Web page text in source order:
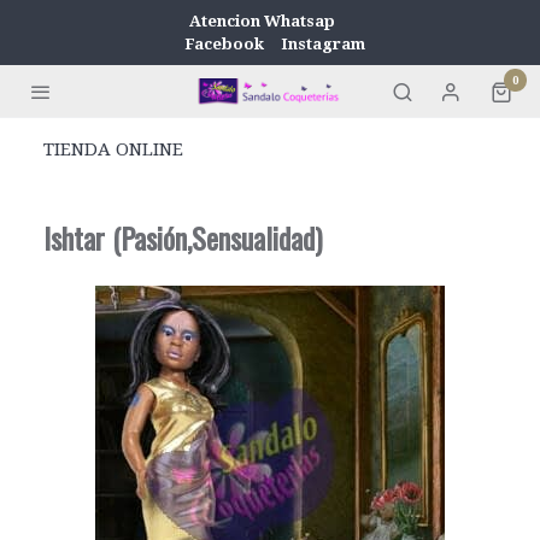
Atencion Whatsap
Facebook
Instagram
0
TIENDA ONLINE
Ishtar (Pasión,Sensualidad)